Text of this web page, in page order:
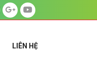
LIÊN HỆ